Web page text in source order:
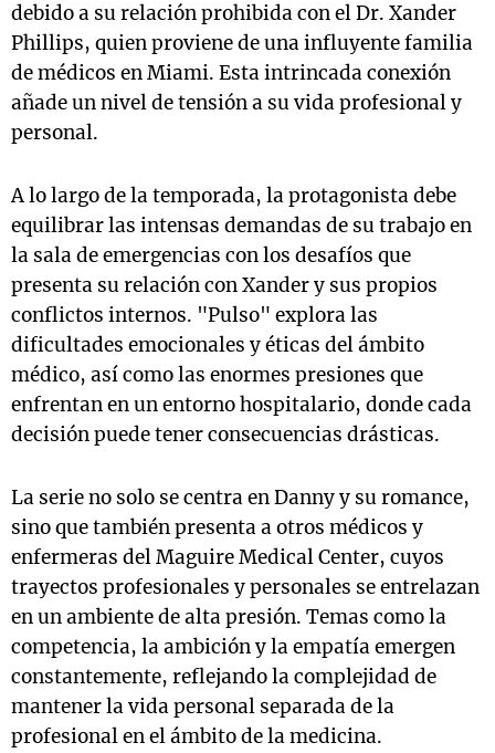
debido a su relación prohibida con el Dr. Xander
Phillips, quien proviene de una influyente familia
de médicos en Miami. Esta intrincada conexión
añade un nivel de tensión a su vida profesional y
personal.
A lo largo de la temporada, la protagonista debe
equilibrar las intensas demandas de su trabajo en
la sala de emergencias con los desafíos que
presenta su relación con Xander y sus propios
conflictos internos. "Pulso" explora las
dificultades emocionales y éticas del ámbito
médico, así como las enormes presiones que
enfrentan en un entorno hospitalario, donde cada
decisión puede tener consecuencias drásticas.
La serie no solo se centra en Danny y su romance,
sino que también presenta a otros médicos y
enfermeras del Maguire Medical Center, cuyos
trayectos profesionales y personales se entrelazan
en un ambiente de alta presión. Temas como la
competencia, la ambición y la empatía emergen
constantemente, reflejando la complejidad de
mantener la vida personal separada de la
profesional en el ámbito de la medicina.